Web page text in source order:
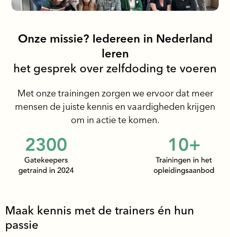
Onze missie? Iedereen in Nederland
leren
het gesprek over zelfdoding te voeren
Met onze trainingen zorgen we ervoor dat meer
mensen de juiste kennis en vaardigheden krijgen
om in actie te komen.
Maak kennis met de trainers én hun
passie